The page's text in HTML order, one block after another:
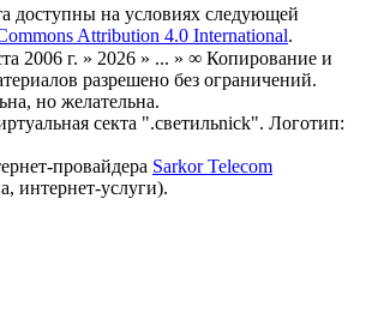
доступны на условиях следующей
Attribution 4.0 International.
2006 г. » 2026 » ... » ∞ Копирование и
разрешено без ограничений.
но желательна.
секта ".светильnick". Логотип:
провайдера Sarkor Telecom
интернет-услуги).